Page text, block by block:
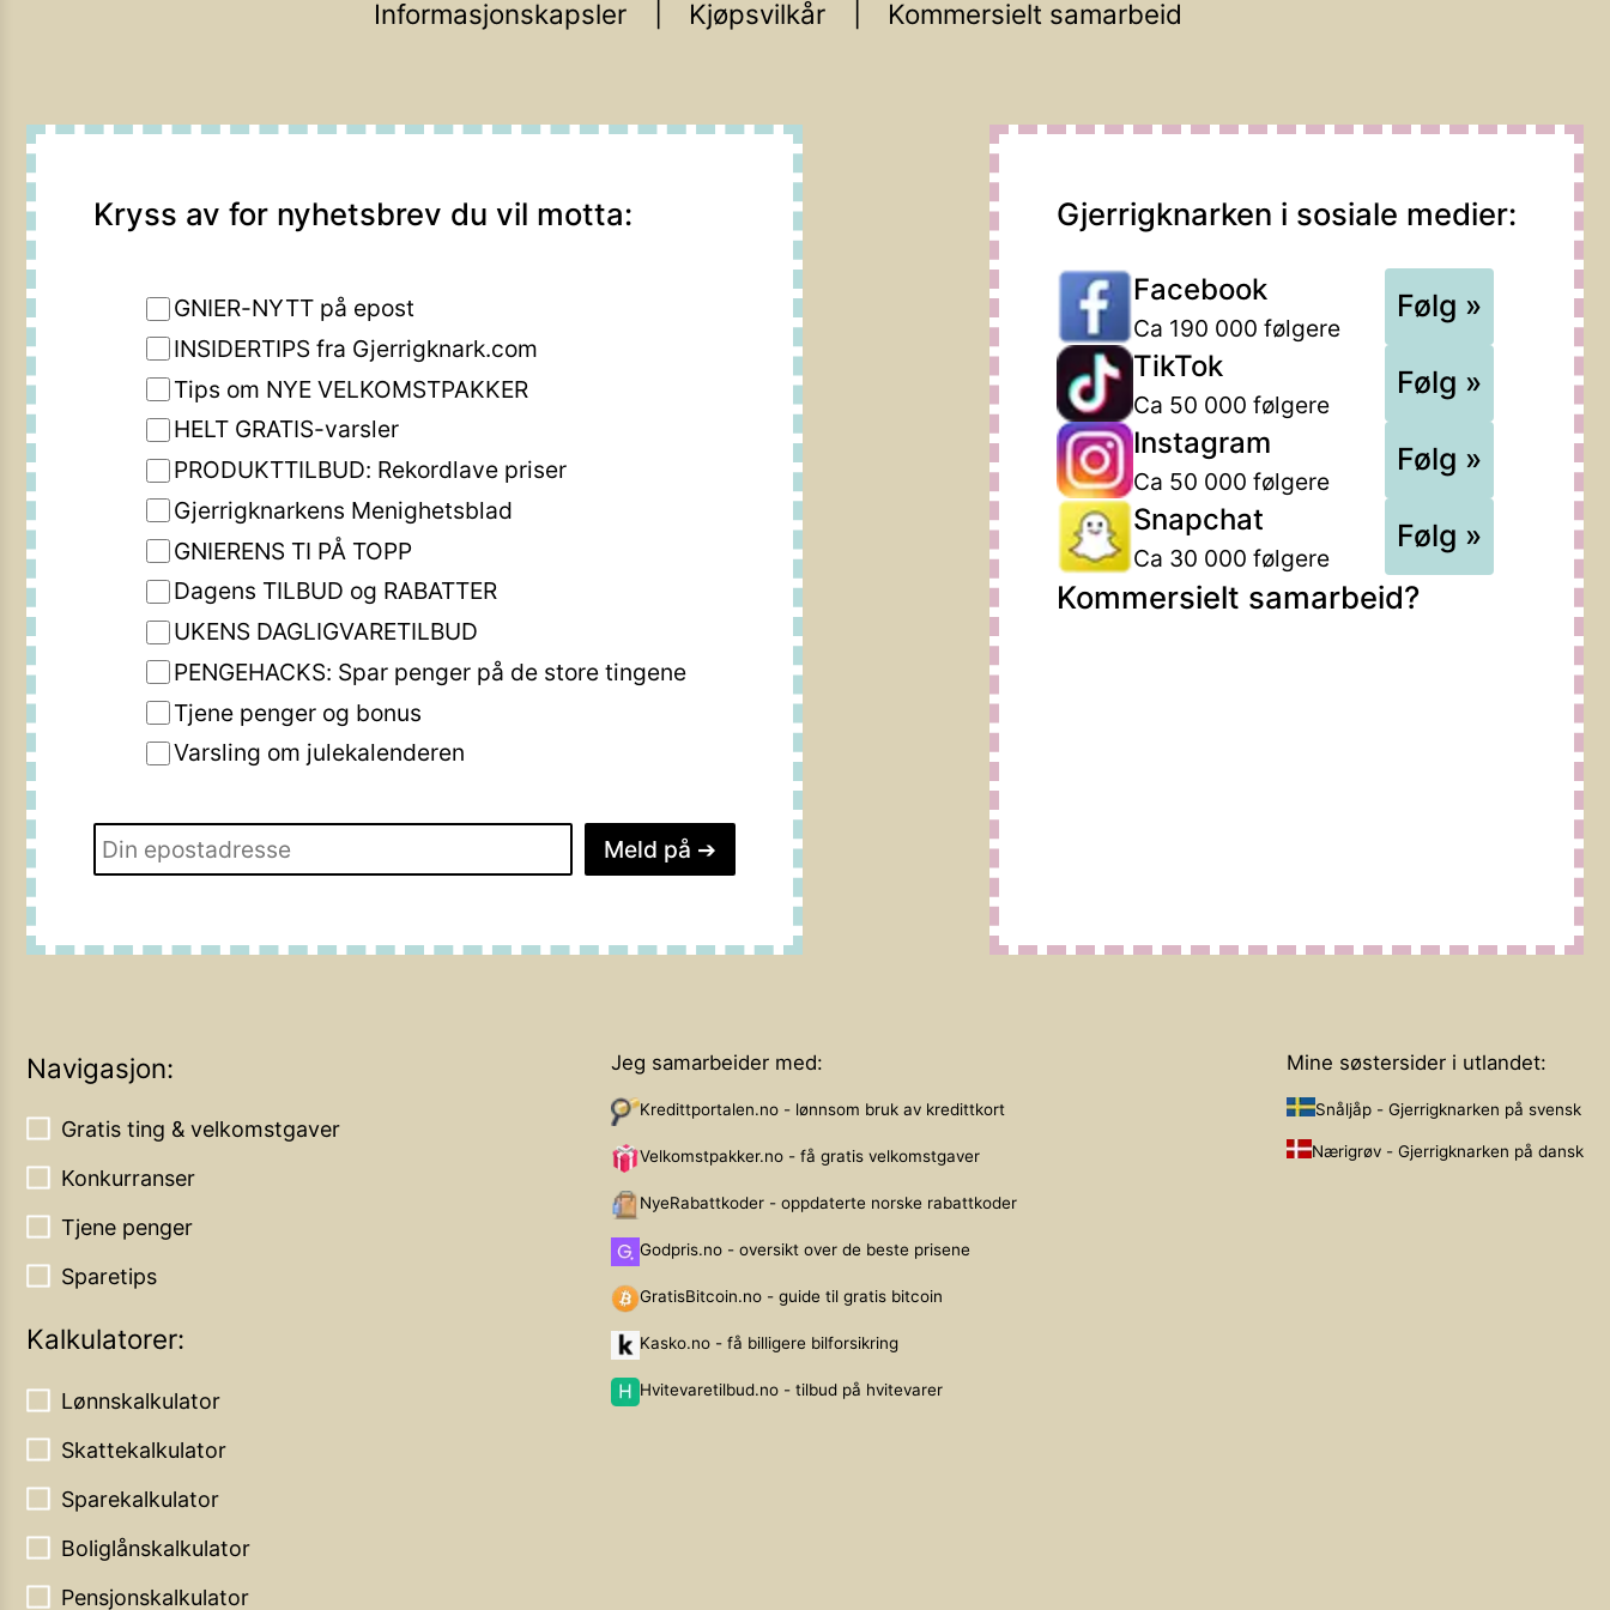
Informasjonskapsler
Kjøpsvilkår Kommersielt samarbeid
Kryss av for nyhetsbrev du vil motta:
GNIER-NYTT på epost
INSIDERTIPS fra Gjerrigknark.com
Tips om NYE VELKOMSTPAKKER
HELT GRATIS-varsler
PRODUKTTILBUD: Rekordlave priser
Gjerrigknarkens Menighetsblad
GNIERENS TI PÅ TOPP
Dagens TILBUD og RABATTER
UKENS DAGLIGVARETILBUD
PENGEHACKS: Spar penger på de store tingene
Tjene penger og bonus
Varsling om julekalenderen
Meld på ➔
Gjerrigknarken i sosiale medier:
Facebook
Ca 190 000 følgere
Følg »
TikTok
Ca 50 000 følgere
Følg »
Instagram
Ca 50 000 følgere
Følg »
Snapchat
Ca 30 000 følgere
Følg »
Kommersielt samarbeid?
Navigasjon:
Gratis ting & velkomstgaver
Konkurranser
Tjene penger
Sparetips
Kalkulatorer:
Lønnskalkulator
Skattekalkulator
Sparekalkulator
Boliglånskalkulator
Pensjonskalkulator
Jeg samarbeider med:
Kredittportalen.no - lønnsom bruk av kredittkort
Velkomstpakker.no - få gratis velkomstgaver
NyeRabattkoder - oppdaterte norske rabattkoder
Godpris.no - oversikt over de beste prisene
GratisBitcoin.no - guide til gratis bitcoin
Kasko.no - få billigere bilforsikring
Hvitevaretilbud.no - tilbud på hvitevarer
Mine søstersider i utlandet:
Snåljåp - Gjerrigknarken på svensk
Nærigrøv - Gjerrigknarken på dansk